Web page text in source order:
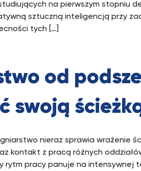
na pierwszym stopniu
sztuczną inteligencją przy
tych […]
od
swoją
nieraz sprawia wrażenie
kontakt z pracą różnych
rytm pracy panuje na intensywnej